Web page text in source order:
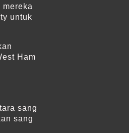
untuk
Ham
sang
sang